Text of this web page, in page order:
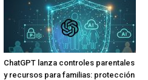
ChatGPT lanza controles parentales
y recursos para familias: protección